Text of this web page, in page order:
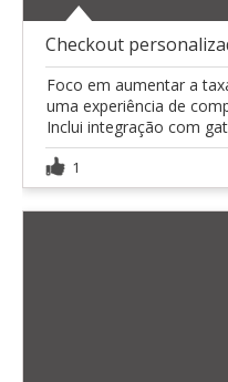
Foco em aumentar a
uma experiência de
Inclui integração com
1